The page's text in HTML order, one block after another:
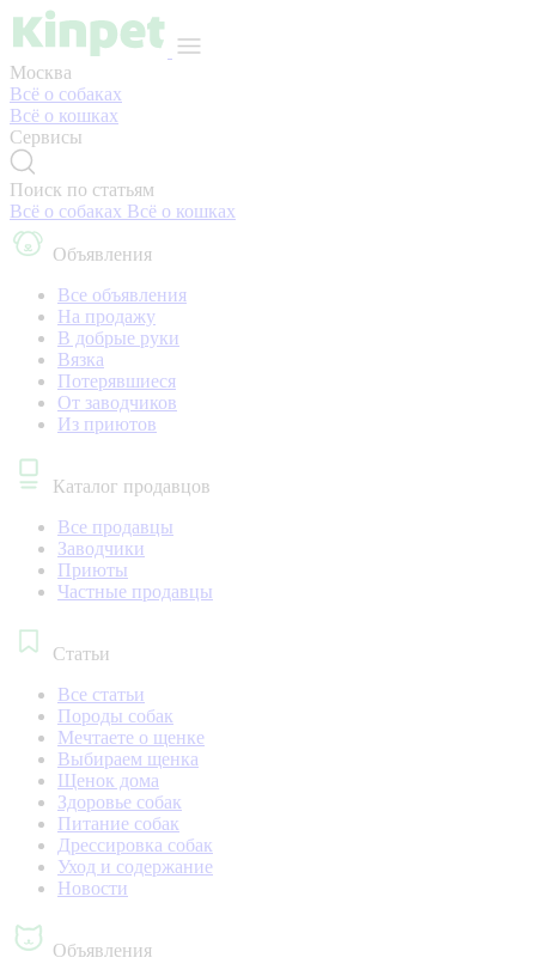
Москва
Всё о собаках
Всё о кошках
Сервисы
Поиск по статьям
Всё о собаках Всё о кошках
Объявления
Все объявления
На продажу
В добрые руки
Вязка
Потерявшиеся
От заводчиков
Из приютов
Каталог продавцов
Все продавцы
Заводчики
Приюты
Частные продавцы
Статьи
Все статьи
Породы собак
Мечтаете о щенке
Выбираем щенка
Щенок дома
Здоровье собак
Питание собак
Дрессировка собак
Уход и содержание
Новости
Объявления